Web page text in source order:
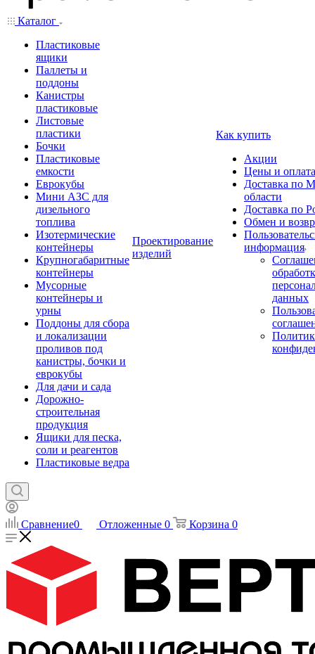
Каталог
Пластиковые
ящики
Паллеты и
поддоны
Канистры
пластиковые
Листовые
пластики
Бочки
Пластиковые
емкости
Еврокубы
Мини АЗС для
дизельного
топлива
Изотермические
контейнеры
Крупногабаритные
контейнеры
Мусорные
контейнеры и
урны
Поддоны для сбора
и локализации
проливов под
канистры, бочки и
еврокубы
Для дачи и сада
Дорожно-
строительная
продукция
Ящики для песка,
соли и реагентов
Пластиковые ведра
Проектирование
изделий
Как купить
Акции
Цены и оплата
Доставка по
области
Доставка по
Обмен и
информация
данных
Сравнение0 Отложенные 0 Корзина 0